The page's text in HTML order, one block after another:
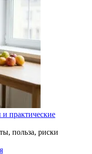
и практические
польза, риски